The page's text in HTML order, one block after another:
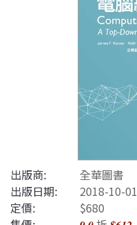
出版商:
全華圖書
出版日期:
2018-10-01
定價:
$680